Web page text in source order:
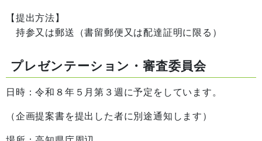
【提出方法】
持参又は郵送（書留郵便又は配達証明に限る）
プレゼンテーション・審査委員会
日時：令和８年５月第３週に予定をしています。
（企画提案書を提出した者に別途通知します）